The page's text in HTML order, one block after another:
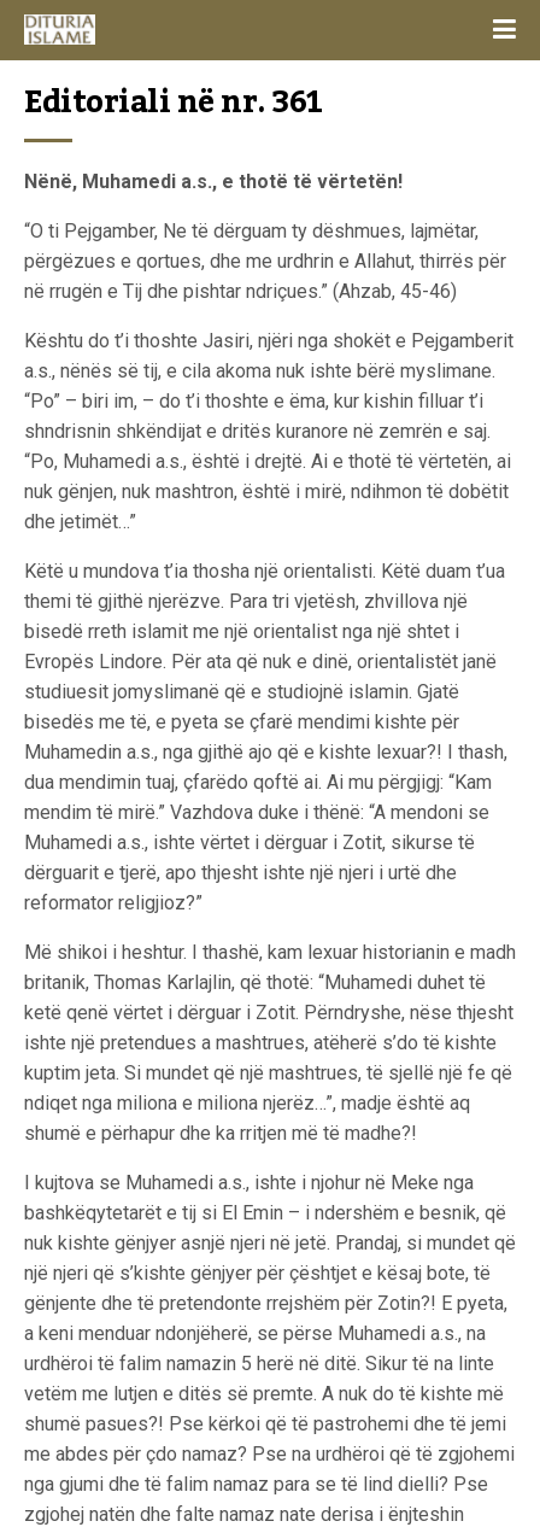
Editoriali në nr. 361
Nënë, Muhamedi a.s., e thotë të vërtetën!
“O ti Pejgamber, Ne të dërguam ty dëshmues, lajmëtar,
përgëzues e qortues, dhe me urdhrin e Allahut, thirrës për
në rrugën e Tij dhe pishtar ndriçues.” (Ahzab, 45-46)
Kështu do t’i thoshte Jasiri, njëri nga shokët e Pejgamberit
a.s., nënës së tij, e cila akoma nuk ishte bërë myslimane.
“Po” – biri im, – do t’i thoshte e ëma, kur kishin filluar t’i
shndrisnin shkëndijat e dritës kuranore në zemrën e saj.
“Po, Muhamedi a.s., është i drejtë. Ai e thotë të vërtetën, ai
nuk gënjen, nuk mashtron, është i mirë, ndihmon të dobëtit
dhe jetimët…”
Këtë u mundova t’ia thosha një orientalisti. Këtë duam t’ua
themi të gjithë njerëzve. Para tri vjetësh, zhvillova një
bisedë rreth islamit me një orientalist nga një shtet i
Evropës Lindore. Për ata që nuk e dinë, orientalistët janë
studiuesit jomyslimanë që e studiojnë islamin. Gjatë
bisedës me të, e pyeta se çfarë mendimi kishte për
Muhamedin a.s., nga gjithë ajo që e kishte lexuar?! I thash,
dua mendimin tuaj, çfarëdo qoftë ai. Ai mu përgjigj: “Kam
mendim të mirë.” Vazhdova duke i thënë: “A mendoni se
Muhamedi a.s., ishte vërtet i dërguar i Zotit, sikurse të
dërguarit e tjerë, apo thjesht ishte një njeri i urtë dhe
reformator religjioz?”
Më shikoi i heshtur. I thashë, kam lexuar historianin e madh
britanik, Thomas Karlajlin, që thotë: “Muhamedi duhet të
ketë qenë vërtet i dërguar i Zotit. Përndryshe, nëse thjesht
ishte një pretendues a mashtrues, atëherë s’do të kishte
kuptim jeta. Si mundet që një mashtrues, të sjellë një fe që
ndiqet nga miliona e miliona njerëz…”, madje është aq
shumë e përhapur dhe ka rritjen më të madhe?!
I kujtova se Muhamedi a.s., ishte i njohur në Meke nga
bashkëqytetarët e tij si El Emin – i ndershëm e besnik, që
nuk kishte gënjyer asnjë njeri në jetë. Prandaj, si mundet që
një njeri që s’kishte gënjyer për çështjet e kësaj bote, të
gënjente dhe të pretendonte rrejshëm për Zotin?! E pyeta,
a keni menduar ndonjëherë, se përse Muhamedi a.s., na
urdhëroi të falim namazin 5 herë në ditë. Sikur të na linte
vetëm me lutjen e ditës së premte. A nuk do të kishte më
shumë pasues?! Pse kërkoi që të pastrohemi dhe të jemi
me abdes për çdo namaz? Pse na urdhëroi që të zgjohemi
nga gjumi dhe të falim namaz para se të lind dielli? Pse
zgjohej natën dhe falte namaz nate derisa i ënjteshin